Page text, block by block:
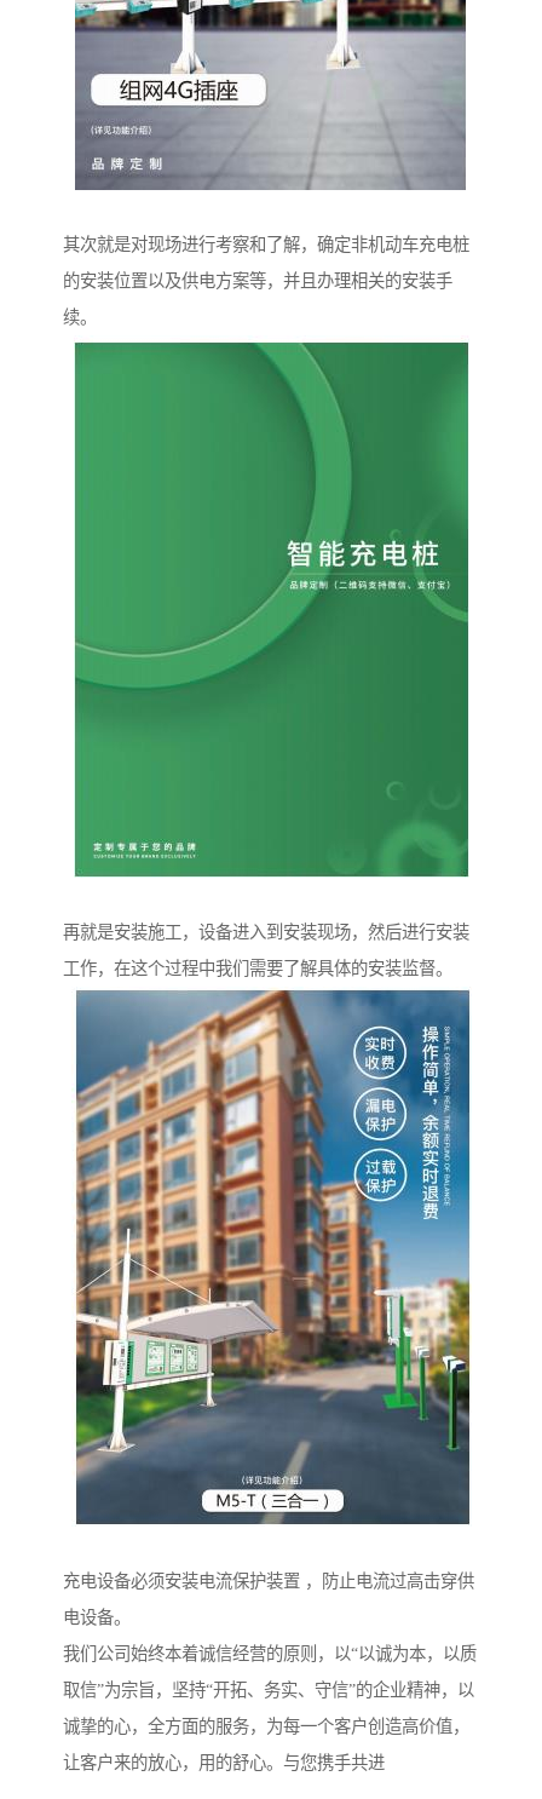
其次就是对现场进行考察和了解，确定非机动车充电桩
的安装位置以及供电方案等，并且办理相关的安装手
续。
再就是安装施工，设备进入到安装现场，然后进行安装
工作，在这个过程中我们需要了解具体的安装监督。
充电设备必须安装电流保护装置 ，防止电流过高击穿供
电设备。
我们公司始终本着诚信经营的原则，以“以诚为本，以质
取信”为宗旨，坚持“开拓、务实、守信”的企业精神，以
诚挚的心，全方面的服务，为每一个客户创造高价值，
让客户来的放心，用的舒心。与您携手共进